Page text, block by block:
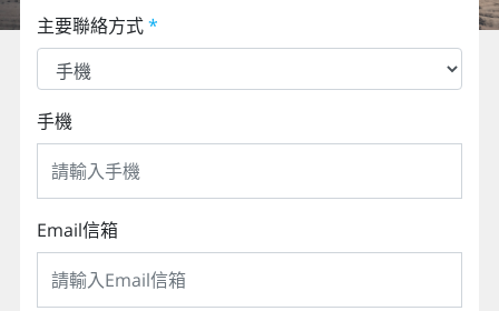
主要聯絡方式*
手機
Email信箱